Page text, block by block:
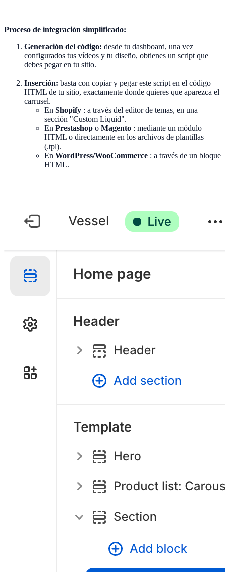
Proceso de integración simplificado:
Generación del código: desde tu dashboard, una vez
configurados tus vídeos y tu diseño, obtienes un script que
debes pegar en tu sitio.
Inserción: basta con copiar y pegar este script en el código
HTML de tu sitio, exactamente donde quieres que aparezca el
carrusel.
En Shopify : a través del editor de temas, en una
sección "Custom Liquid".
En Prestashop o Magento : mediante un módulo
HTML o directamente en los archivos de plantillas
(.tpl).
En WordPress/WooCommerce : a través de un bloque
HTML.